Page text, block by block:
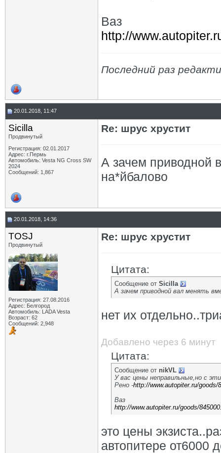
Ваз
http://
Последний раз
20.01.2018, 11:47
Sicilla
Продвинутый
Регистрация: 02.01.2017
Адрес: г.Пермь
Автомобиль: Vesta NG Cross SW
2024
Сообщений: 1,867
Re: шрус хрустит
А зачем приводной
на*йбалово
20.01.2018, 14:36
TOSJ
Продвинутый
Регистрация: 27.08.2016
Адрес: Белгород
Автомобиль: LADA Vesta
Возраст: 62
Сообщений: 2,948
Re: шрус хрустит
Цитата:
Сообщение от Sicilla
А зачем приводной вал менять
нет их
Добавлено через 6 минут
Цитата:
Сообщение от nikVL
У вас цены неправильные,но с
Рено -http://www.autopiter.ru/goods/
Ваз
http://www.autopiter.ru/goods/
это цены
автопитере от6000